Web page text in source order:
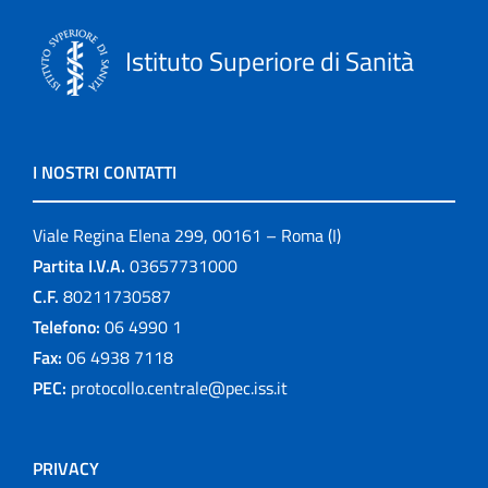
Istituto Superiore di Sanità
I NOSTRI CONTATTI
Viale Regina Elena 299, 00161 – Roma (I)
Partita I.V.A. 03657731000
C.F. 80211730587
Telefono: 06 4990 1
Fax: 06 4938 7118
PEC: protocollo.centrale@pec.iss.it
PRIVACY